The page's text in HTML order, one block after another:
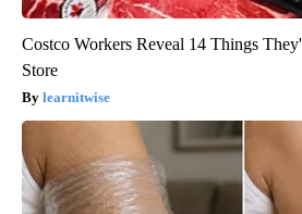
Costco Workers Reveal 14 Things
Store
learnitwise